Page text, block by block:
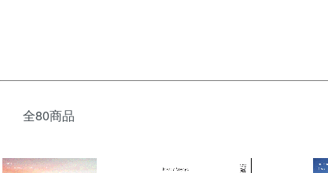
全80商品